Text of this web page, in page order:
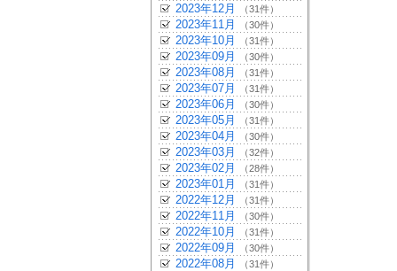
2023年12月 （31件）
2023年11月 （30件）
2023年10月 （31件）
2023年09月 （30件）
2023年08月 （31件）
2023年07月 （31件）
2023年06月 （30件）
2023年05月 （31件）
2023年04月 （30件）
2023年03月 （32件）
2023年02月 （28件）
2023年01月 （31件）
2022年12月 （31件）
2022年11月 （30件）
2022年10月 （31件）
2022年09月 （30件）
2022年08月 （31件）